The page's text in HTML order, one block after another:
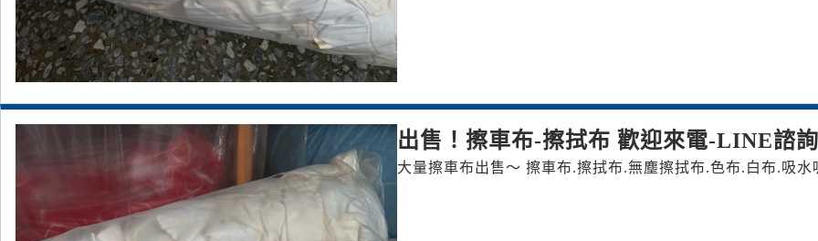
出售！擦車布-擦拭布 歡迎來電-LINE諮詢
大量擦車布出售～ 擦車布.擦拭布.無塵擦拭布.色布.白布.吸水